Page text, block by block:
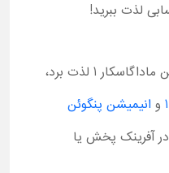
لذت ببرید!
اگر فرزند شما از تماشا انیمیشن ماداگاسکار 1 لذت برد،
و انیمیشن پنگوئن
در آفرینک پخش یا